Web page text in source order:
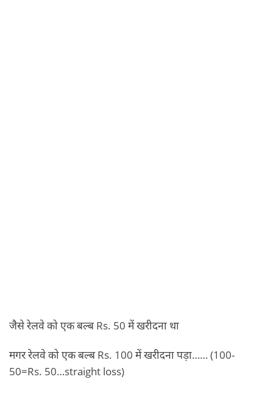
जैसे रेलवे को एक बल्ब Rs. 50 में खरीदना था
मगर रेलवे को एक बल्ब Rs. 100 में खरीदना पड़ा…… (100-
50=Rs. 50…straight loss)